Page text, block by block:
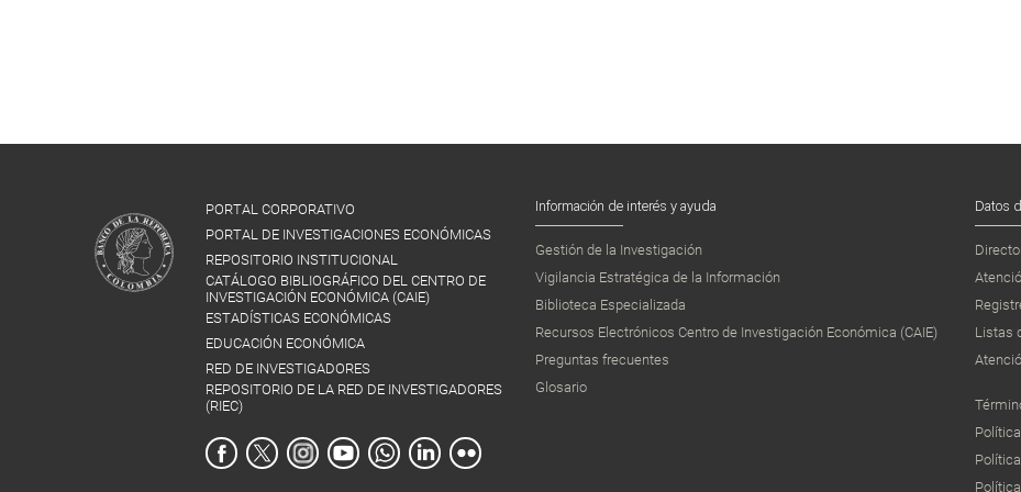
PORTAL CORPORATIVO
PORTAL DE INVESTIGACIONES ECONÓMICAS
REPOSITORIO INSTITUCIONAL
CATÁLOGO BIBLIOGRÁFICO DEL CENTRO DE
INVESTIGACIÓN ECONÓMICA (CAIE)
ESTADÍSTICAS ECONÓMICAS
EDUCACIÓN ECONÓMICA
RED DE INVESTIGADORES
REPOSITORIO DE LA RED DE INVESTIGADORES
(RIEC)
Información de interés y ayuda
Gestión de la Investigación
Vigilancia Estratégica de la Información
Biblioteca Especializada
Recursos Electrónicos Centro de Investigación Económica (CAIE)
Preguntas frecuentes
Glosario
Datos
Listas